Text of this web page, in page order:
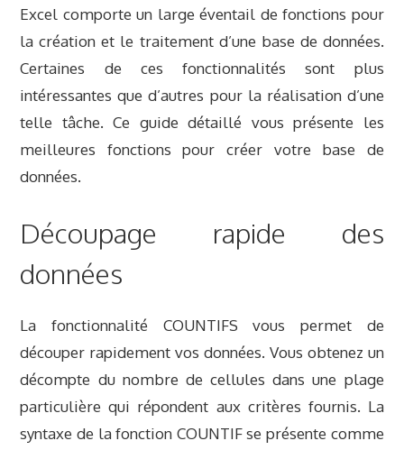
Excel comporte un large éventail de fonctions pour
la création et le traitement d’une base de données.
Certaines de ces fonctionnalités sont plus
intéressantes que d’autres pour la réalisation d’une
telle tâche. Ce guide détaillé vous présente les
meilleures fonctions pour créer votre base de
données.
Découpage rapide des
données
La fonctionnalité COUNTIFS vous permet de
découper rapidement vos données. Vous obtenez un
décompte du nombre de cellules dans une plage
particulière qui répondent aux critères fournis. La
syntaxe de la fonction COUNTIF se présente comme